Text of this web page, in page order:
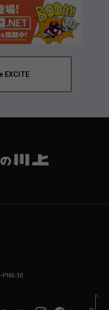
EXCITE
PM6:30